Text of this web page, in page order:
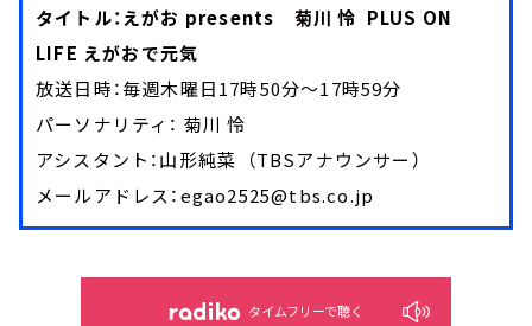
タイトル：えがお presents 菊川 怜 PLUS ON
LIFE えがおで元気
放送日時：毎週木曜日17時50分～17時59分
パーソナリティ： 菊川 怜
アシスタント：山形純菜 （TBSアナウンサー）
メールアドレス：egao2525@tbs.co.jp
タイムフリーで聴く